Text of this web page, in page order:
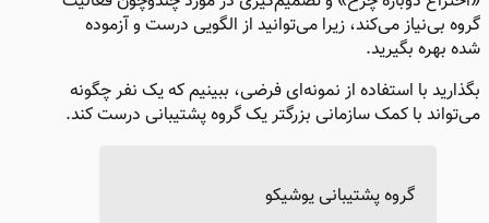
گروه بی‌نیاز می‌کند، زیرا می‌توانید از الگویی درست و آزموده
شده بهره بگیرید.
بگذارید با استفاده از نمونه‌ای فرضی، ببینیم که یک‌ نفر چگونه
می‌تواند با کمک سازمانی بزرگتر یک گروه پشتیبانی درست کند.
گروه پشتیبانی یوشیکو